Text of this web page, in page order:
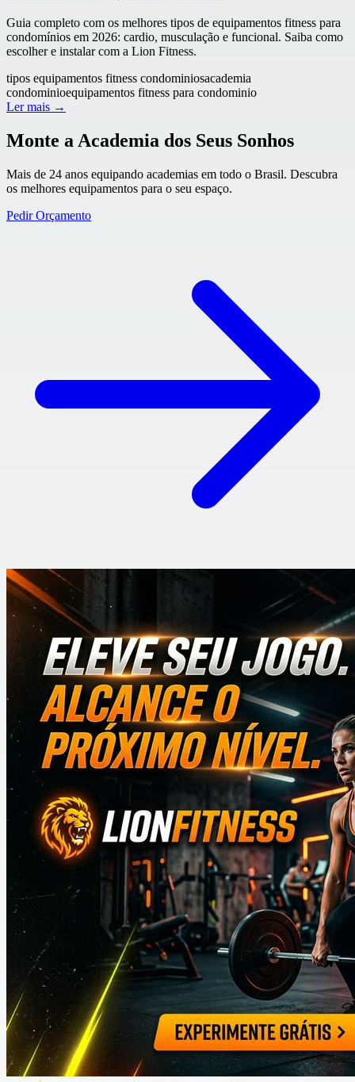
Guia completo com os melhores tipos de equipamentos fitness para
condomínios em 2026: cardio, musculação e funcional. Saiba como
escolher e instalar com a Lion Fitness.
tipos equipamentos fitness condominiosacademia
condominioequipamentos fitness para condominio
Ler mais →
Monte a Academia dos Seus Sonhos
Mais de 24 anos equipando academias em todo o Brasil. Descubra
os melhores equipamentos para o seu espaço.
Pedir Orçamento